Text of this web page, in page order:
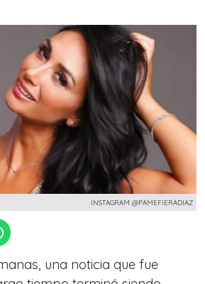
INSTAGRAM @PAMEFIERADIAZ
una noticia que fue